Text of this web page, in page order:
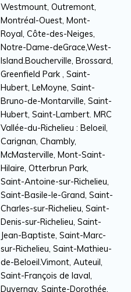
Westmount, Outremont,
Montréal-Ouest, Mont-
Royal, Côte-des-Neiges,
Notre-Dame-deGrace,West-
Island.Boucherville, Brossard,
Greenfield Park , Saint-
Hubert, LeMoyne, Saint-
Bruno-de-Montarville, Saint-
Hubert, Saint-Lambert. MRC
Vallée-du-Richelieu : Beloeil,
Carignan, Chambly,
McMasterville, Mont-Saint-
Hilaire, Otterbrun Park,
Saint-Antoine-sur-Richelieu,
Saint-Basile-le-Grand, Saint-
Charles-sur-Richelieu, Saint-
Denis-sur-Richelieu, Saint-
Jean-Baptiste, Saint-Marc-
sur-Richelieu, Saint-Mathieu-
de-Beloeil.Vimont, Auteuil,
Saint-François de laval,
Duvernay, Sainte-Dorothée,